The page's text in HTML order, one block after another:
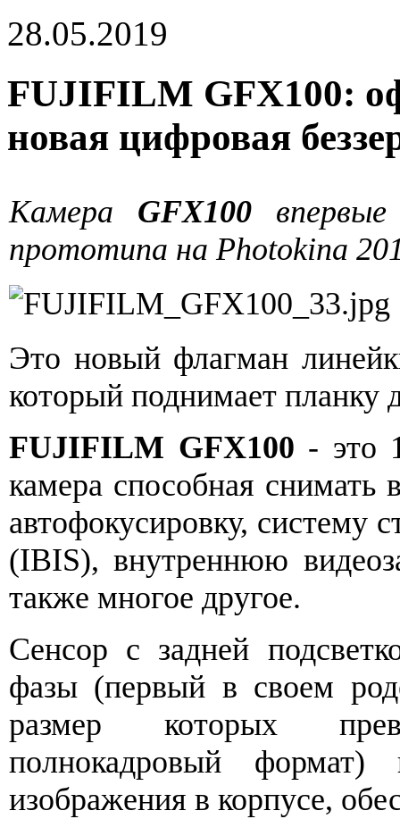
28.05.2019
FUJIFILM GFX100:
новая цифровая
Камера GFX100
прототипа на Photokina
Это новый флагман
который поднимает
FUJIFILM GFX100 - это
камера способная
автофокусировку, систему
(IBIS), внутреннюю
также многое другое.
Сенсор с задней
фазы (первый в своем
размер которых
полнокадровый формат)
изображения в корпусе,